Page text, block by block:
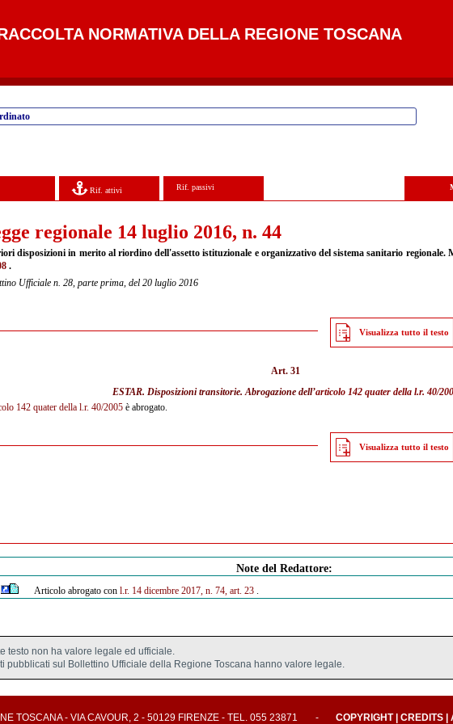
NORMATIVA DELLA REGIONE TOSCANA
Rif. attivi Rif. passivi
regionale 14 luglio 2016, n. 44
disposizioni in merito al riordino dell'assetto istituzionale e organizzativo del sistema sanitario regionale.
.
Ufficiale n. 28, parte prima, del 20 luglio 2016
Visualizza tutto il testo
Art. 31
ESTAR. Disposizioni transitorie. Abrogazione dell’articolo 142 quater della l.r. 40/
142 quater della l.r. 40/2005 è abrogato.
Visualizza tutto il testo
Note del Redattore:
Articolo abrogato con l.r. 14 dicembre 2017, n. 74, art. 23.
testo non ha valore legale ed ufficiale.
pubblicati sul Bollettino Ufficiale della Regione Toscana hanno valore legale.
TOSCANA - VIA CAVOUR, 2 - 50129 FIRENZE - TEL. 055 23871 - COPYRIGHT|CREDITS |